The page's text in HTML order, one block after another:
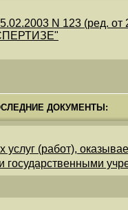
N 123 (ред.
ДОКУМЕНТЫ:
услуг (работ),
государственными